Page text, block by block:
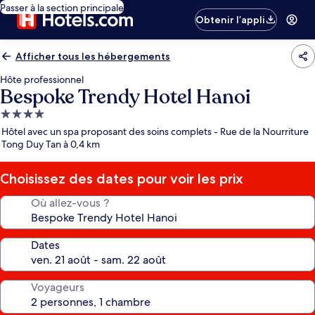
Passer à la section principale
Obtenir l’appli
Afficher tous les hébergements
Hôte professionnel
Bespoke Trendy Hotel Hanoi
Hébergement
4.0 étoiles
Hôtel avec un spa proposant des soins complets - Rue de la Nourriture
Tong Duy Tan à 0,4 km
Choisissez des dates pour voir les prix
Où allez-vous ?
Dates
Voyageurs